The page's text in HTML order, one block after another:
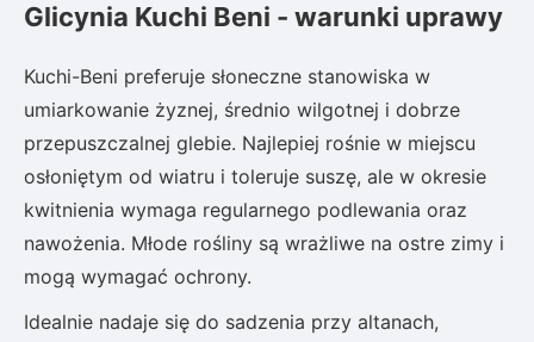
Glicynia Kuchi Beni - warunki uprawy
Kuchi-Beni preferuje słoneczne stanowiska w
umiarkowanie żyznej, średnio wilgotnej i dobrze
przepuszczalnej glebie. Najlepiej rośnie w miejscu
osłoniętym od wiatru i toleruje suszę, ale w okresie
kwitnienia wymaga regularnego podlewania oraz
nawożenia. Młode rośliny są wrażliwe na ostre zimy i
mogą wymagać ochrony.
Idealnie nadaje się do sadzenia przy altanach,